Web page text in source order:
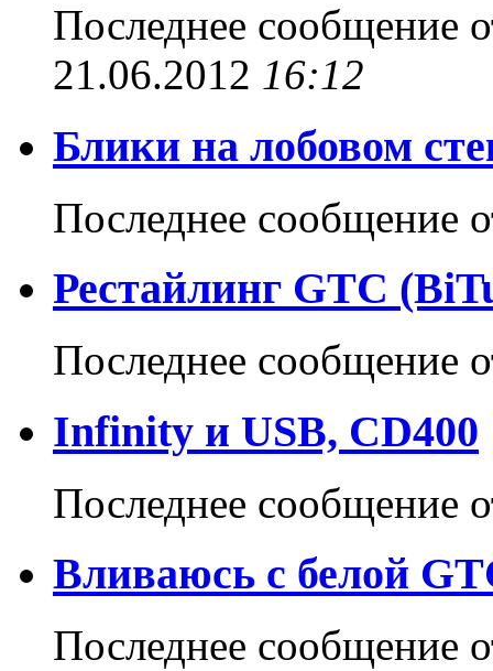
Последнее сообщение
21.06.2012 16:12
Блики на лобовом
Последнее сообщение
Рестайлинг GTC
Последнее сообщение
Infinity и USB, CD400
Последнее сообщение
Вливаюсь с белой
Последнее сообщение